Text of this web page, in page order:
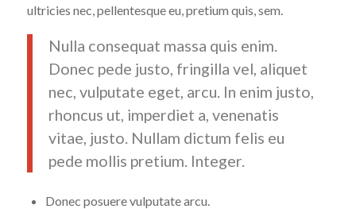
ultricies nec, pellentesque eu, pretium quis, sem.
Nulla consequat massa quis enim.
Donec pede justo, fringilla vel, aliquet
nec, vulputate eget, arcu. In enim justo,
rhoncus ut, imperdiet a, venenatis
vitae, justo. Nullam dictum felis eu
pede mollis pretium. Integer.
Donec posuere vulputate arcu.